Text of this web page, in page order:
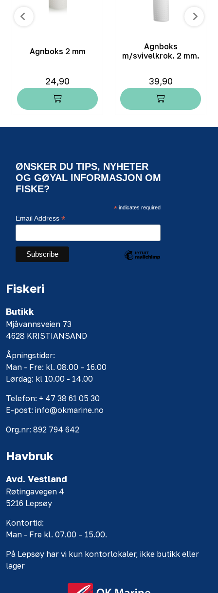
Agnboks 2 mm
24,90
Agnboks
m/svivelkrok. 2 mm.
39,90
ØNSKER DU TIPS, NYHETER
OG GØYAL INFORMASJON OM
FISKE?
*indicates required
Email Address *
Fiskeri
Butikk
Mjåvannsveien 73
4628 KRISTIANSAND
Åpningstider:
Man - Fre: kl. 08.00 – 16.00
Lørdag: kl 10.00 - 14.00
Telefon: + 47 38 61 05 30
E-post: info@okmarine.no
Org.nr: 892 794 642
Havbruk
Avd. Vestland
Røtingavegen 4
5216 Lepsøy
Kontortid:
Man - Fre kl. 07.00 – 15.00.
På Lepsøy har vi kun kontorlokaler, ikke butikk eller
lager